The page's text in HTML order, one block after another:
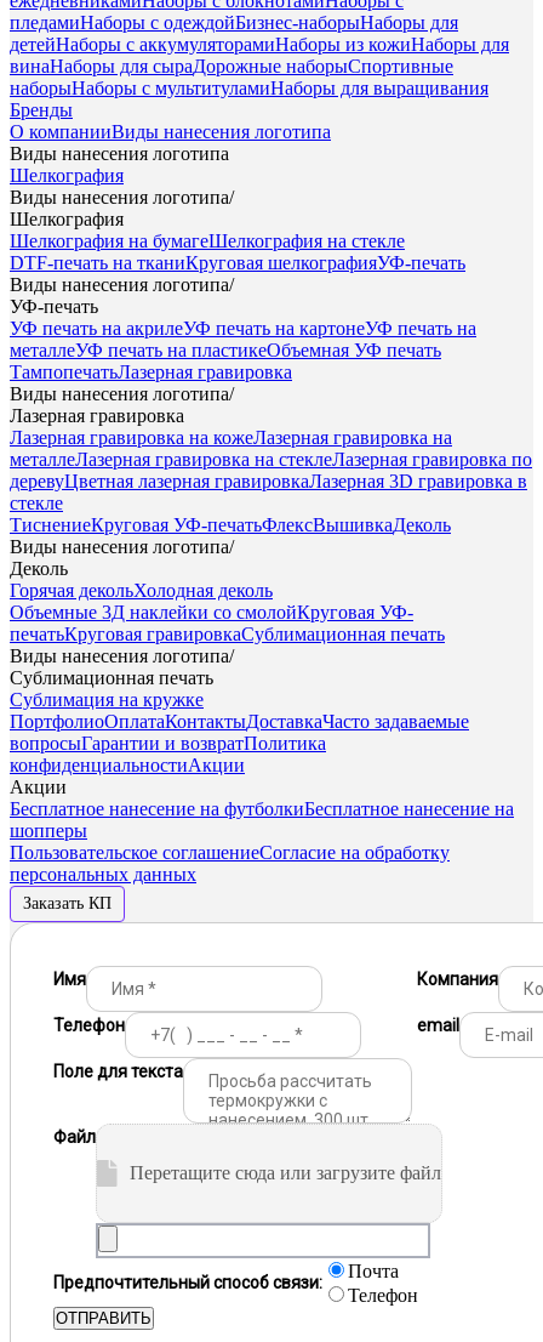
пледамиНаборы с одеждойБизнес-наборыНаборы для
детейНаборы с аккумуляторамиНаборы из кожиНаборы для
винаНаборы для сыраДорожные наборыСпортивные
наборыНаборы с мультитуламиНаборы для выращивания
Бренды
О компанииВиды нанесения логотипа
Виды нанесения логотипа
Шелкография
Виды нанесения логотипа/
Шелкография
Шелкография на бумагеШелкография на стекле
DTF-печать на тканиКруговая шелкографияУФ-печать
Виды нанесения логотипа/
УФ-печать
УФ печать на акрилеУФ печать на картонеУФ печать на
металлеУФ печать на пластикеОбъемная УФ печать
ТампопечатьЛазерная гравировка
Виды нанесения логотипа/
Лазерная гравировка
Лазерная гравировка на кожеЛазерная гравировка на
металлеЛазерная гравировка на стеклеЛазерная гравировка по
деревуЦветная лазерная гравировкаЛазерная 3D гравировка в
стекле
ТиснениеКруговая УФ-печатьФлексВышивкаДеколь
Виды нанесения логотипа/
Деколь
Горячая декольХолодная деколь
Объемные 3Д наклейки со смолойКруговая УФ-
печатьКруговая гравировкаСублимационная печать
Виды нанесения логотипа/
Сублимационная печать
Сублимация на кружке
ПортфолиоОплатаКонтактыДоставкаЧасто задаваемые
вопросыГарантии и возвратПолитика
конфиденциальностиАкции
Акции
Бесплатное нанесение на футболкиБесплатное нанесение на
шопперы
Пользовательское соглашениеСогласие на обработку
персональных данных
Заказать КП
Имя Компания
Телефон email
Поле для текста
Файл
Перетащите сюда или загрузите файл
Предпочтительный способ связи:
Почта
Телефон
ОТПРАВИТЬ